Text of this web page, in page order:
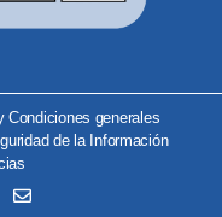
Condiciones generales
de la Información